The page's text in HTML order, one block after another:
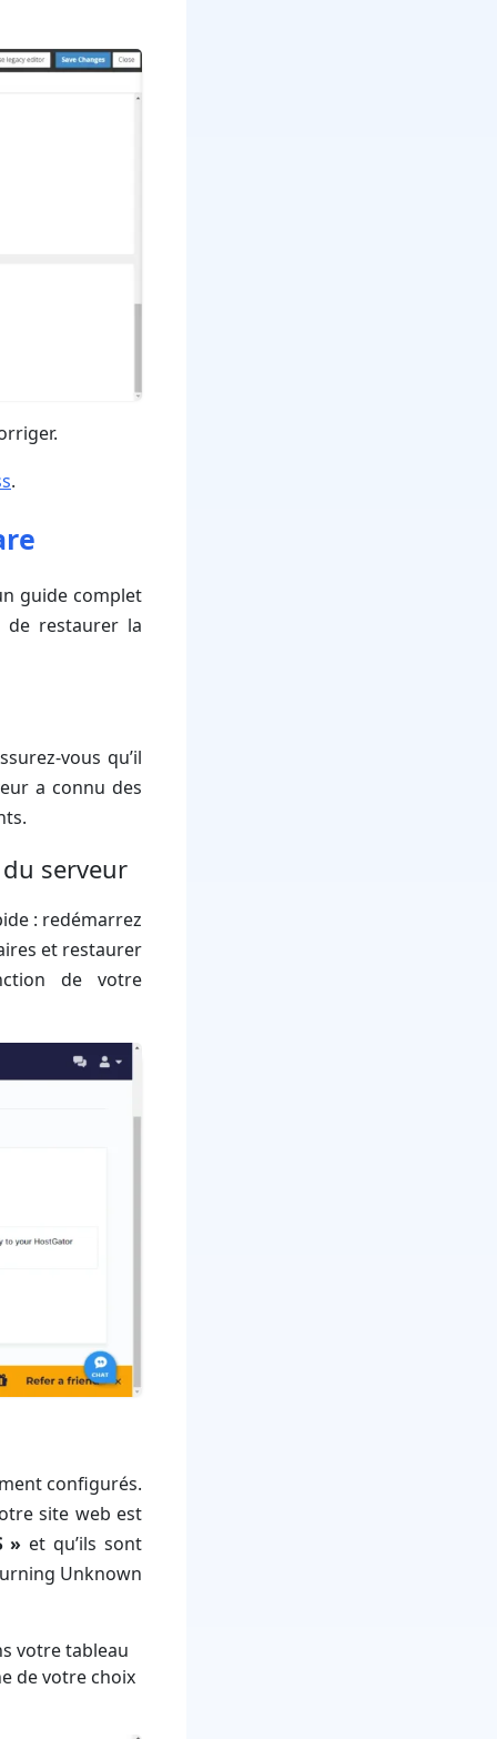
.
guide complet
de restaurer la
vous qu’il
a connu des
serveur
: redémarrez
et restaurer
de votre
configurés.
site web est
» et qu’ils sont
Unknown
votre tableau
de votre choix